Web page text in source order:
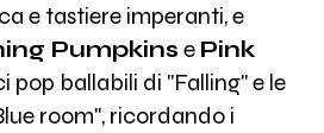
e tastiere imperanti, e
Pumpkins e Pink
pop ballabili di "Falling" e le
room", ricordando i